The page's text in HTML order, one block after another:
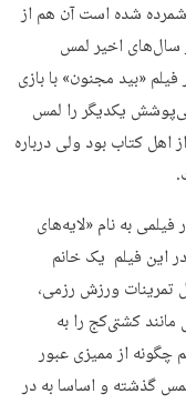
شده است آن هم از
سال‌های اخیر لمس
«بید مجنون» با بازی
یکدیگر را لمس
اهل کتاب بود ولی درباره
به نام «لایه‌های
این فیلم یک خانم
تمرینات ورزش رزمی،
کشتی‌کج را به
از ممیزی عبور
گذشته و اساسا به در